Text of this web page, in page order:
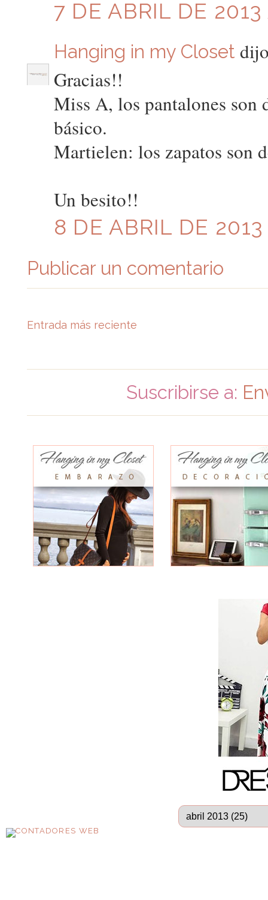
7 DE ABRIL DE
Hanging in my Closet
Gracias!!
Miss A, los pantalones son
básico.
Martielen: los zapatos son
Un besito!!
8 DE ABRIL DE
Publicar un comentario
Entrada más reciente
Suscribirse a: